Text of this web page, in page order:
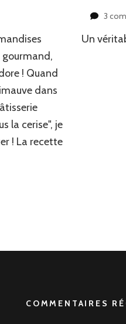
! Quand
dans
la cerise", je
! La recette
3
Un
COMMENTAIRES